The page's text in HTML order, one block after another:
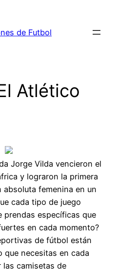
de Futbol
Atlético
Jorge Vilda vencieron el
y lograron la primera
femenina en un
cada tipo de juego
prendas específicas que
en cada momento?
de fútbol están
que necesitas en cada
las camisetas de